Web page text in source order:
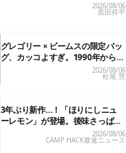
2026/08/06
黒田祥平
グレゴリー × ビームスの限定バッ
グ、カッコよすぎ。1990年から“3
年のみ使用”されていた、紫タグ
2026/08/06
松尾 慧
3年ぶり新作…！「ほりにしニュ
ーレモン」が登場。後味さっぱり
の万能スパイス！【8月21日発
2026/08/06
CAMP HACK最速ニュース